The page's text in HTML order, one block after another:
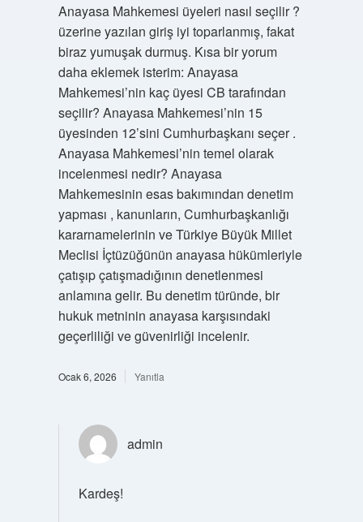
Anayasa Mahkemesi üyeleri nasıl seçilir ?
üzerine yazılan giriş iyi toparlanmış, fakat
biraz yumuşak durmuş. Kısa bir yorum
daha eklemek isterim: Anayasa
Mahkemesi’nin kaç üyesi CB tarafından
seçilir? Anayasa Mahkemesi’nin 15
üyesinden 12’sini Cumhurbaşkanı seçer .
Anayasa Mahkemesi’nin temel olarak
incelenmesi nedir? Anayasa
Mahkemesinin esas bakımından denetim
yapması , kanunların, Cumhurbaşkanlığı
kararnamelerinin ve Türkiye Büyük Millet
Meclisi İçtüzüğünün anayasa hükümleriyle
çatışıp çatışmadığının denetlenmesi
anlamına gelir. Bu denetim türünde, bir
hukuk metninin anayasa karşısındaki
geçerliliği ve güvenirliği incelenir.
Ocak 6, 2026 Yanıtla
admin
Kardeş!